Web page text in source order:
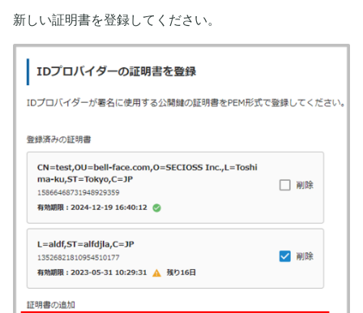
新しい証明書を登録してください。